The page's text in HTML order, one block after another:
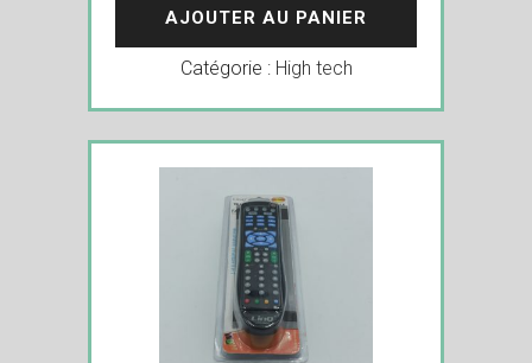
AJOUTER AU PANIER
Catégorie : High tech